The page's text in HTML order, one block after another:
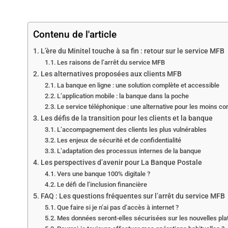
Contenu de l'article
L’ère du Minitel touche à sa fin : retour sur le service MFB
Les raisons de l’arrêt du service MFB
Les alternatives proposées aux clients MFB
La banque en ligne : une solution complète et accessible
L’application mobile : la banque dans la poche
Le service téléphonique : une alternative pour les moins
Les défis de la transition pour les clients et la banque
L’accompagnement des clients les plus vulnérables
Les enjeux de sécurité et de confidentialité
L’adaptation des processus internes de la banque
Les perspectives d’avenir pour La Banque Postale
Vers une banque 100% digitale ?
Le défi de l’inclusion financière
FAQ : Les questions fréquentes sur l’arrêt du service MFB
Que faire si je n’ai pas d’accès à internet ?
Mes données seront-elles sécurisées sur les nouvelles